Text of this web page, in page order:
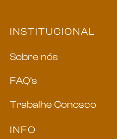
INSTITUCIONAL
Sobre nós
FAQ’s
Trabalhe Conosco
INFO